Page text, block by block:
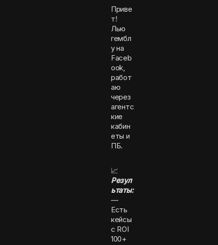
Приве
т!
Лью
гембл
у на
Faceb
ook,
работ
аю
через
агентс
кие
кабин
еты и
ПБ.
📈
Резул
ьтаты:
—
Есть
кейсы
с ROI
100+